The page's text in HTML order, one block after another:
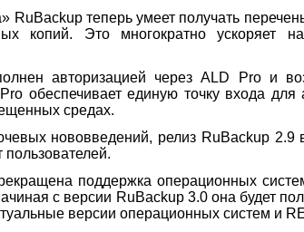
теперь умеет получать
копий. Это многократно ускоряет
авторизацией через ALD Pro и
обеспечивает единую точку входа
средах.
нововведений, релиз RuBackup
пользователей.
поддержка операционных
с версии RuBackup 3.0 она будет
версии операционных систем и